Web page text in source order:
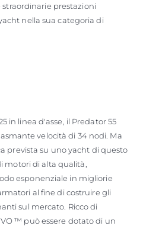
prestazioni
nella sua categoria di
in linea d'asse, il Predator 55
velocità di 34 nodi. Ma
prevista su uno yacht di questo
motori di alta qualità,
esponenziale in migliorie
al fine di costruire gli
sul mercato. Ricco di
™ può essere dotato di un